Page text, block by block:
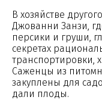
В хозяйстве
Джованни Занзи,
персики и груши,
секретах
транспортировки,
Саженцы из
закуплены для
дали плоды.